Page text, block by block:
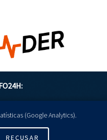
(Google Analytics).
RECUSAR